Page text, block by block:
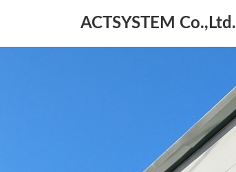
ン
ー
ACTSYSTEM Co.,Ltd.